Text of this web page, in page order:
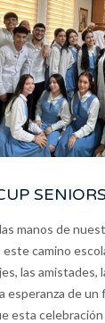
manos de
este camino
las amistades,
esperanza de
esta